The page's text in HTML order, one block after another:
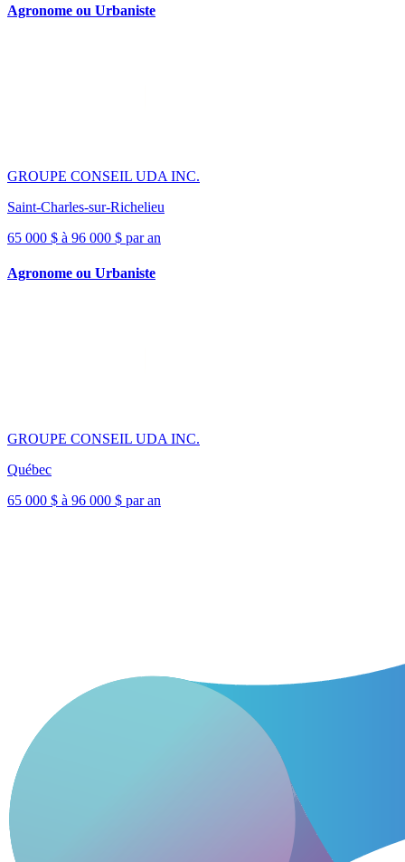
Agronome ou Urbaniste
GROUPE CONSEIL UDA INC.
Saint-Charles-sur-Richelieu
65 000 $ à 96 000 $ par an
Agronome ou Urbaniste
GROUPE CONSEIL UDA INC.
Québec
65 000 $ à 96 000 $ par an